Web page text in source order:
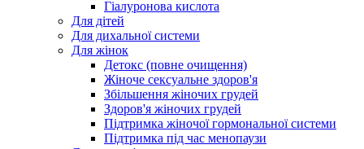
Гіалуронова кислота
Для дітей
Для дихальної системи
Для жінок
Детокс (повне очищення)
Жіноче сексуальне здоров'я
Збільшення жіночих грудей
Здоров'я жіночих грудей
Підтримка жіночої гормональної системи
Підтримка під час менопаузи